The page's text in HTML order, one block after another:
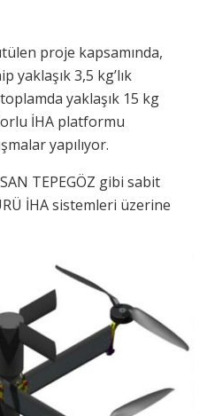
proje kapsamında,
yaklaşık 3,5 kg’lık
yaklaşık 15 kg
İHA platformu
yapılıyor.
TEPEGÖZ gibi sabit
İHA sistemleri üzerine